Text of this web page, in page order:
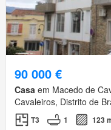
90 000 €
Casa em Macedo de
Cavaleiros, Distrito de
T3 1
123